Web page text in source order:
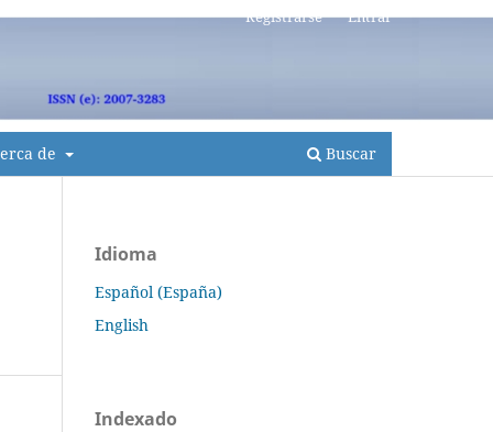
de Buscar
Registrarse Entrar
Idioma
Español (España)
English
Indexado